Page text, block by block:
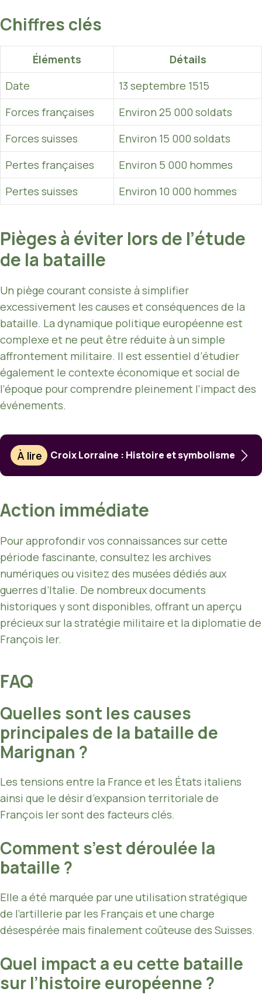
Chiffres clés
Éléments
Détails
Date
13 septembre 1515
Forces françaises
Environ 25 000 soldats
Forces suisses
Environ 15 000 soldats
Pertes françaises
Environ 5 000 hommes
Pertes suisses
Environ 10 000 hommes
Pièges à éviter lors de l’étude
de la bataille
Un piège courant consiste à simplifier
excessivement les causes et conséquences de la
bataille. La dynamique politique européenne est
complexe et ne peut être réduite à un simple
affrontement militaire. Il est essentiel d’étudier
également le contexte économique et social de
l’époque pour comprendre pleinement l’impact des
événements.
À lire Croix Lorraine : Histoire et symbolisme
Action immédiate
Pour approfondir vos connaissances sur cette
période fascinante, consultez les archives
numériques ou visitez des musées dédiés aux
guerres d’Italie. De nombreux documents
historiques y sont disponibles, offrant un aperçu
précieux sur la stratégie militaire et la diplomatie de
François Ier.
FAQ
Quelles sont les causes
principales de la bataille de
Marignan ?
Les tensions entre la France et les États italiens
ainsi que le désir d’expansion territoriale de
François Ier sont des facteurs clés.
Comment s’est déroulée la
bataille ?
Elle a été marquée par une utilisation stratégique
de l’artillerie par les Français et une charge
désespérée mais finalement coûteuse des Suisses.
Quel impact a eu cette bataille
sur l’histoire européenne ?